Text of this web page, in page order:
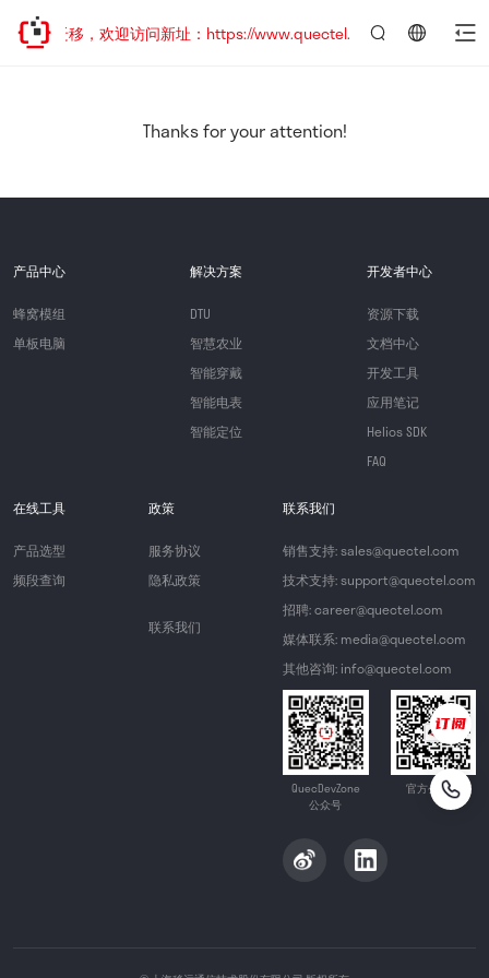
址已迁移，欢迎访问新址：https://www.quectel.com.cn
Thanks for your attention!
产品中心
蜂窝模组
单板电脑
解决方案
DTU
智慧农业
智能穿戴
智能电表
智能定位
开发者中心
资源下载
文档中心
开发工具
应用笔记
Helios SDK
FAQ
在线工具
产品选型
频段查询
政策
服务协议
隐私政策
联系我们
联系我们
销售支持: sales@quectel.com
技术支持: support@quectel.com
招聘: career@quectel.com
媒体联系: media@quectel.com
其他咨询: info@quectel.com
QuecDevZone
公众号
官方公众号